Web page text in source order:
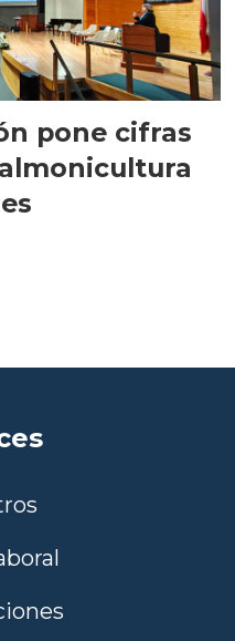
pone cifras